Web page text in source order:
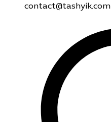
contact@tashyik.com